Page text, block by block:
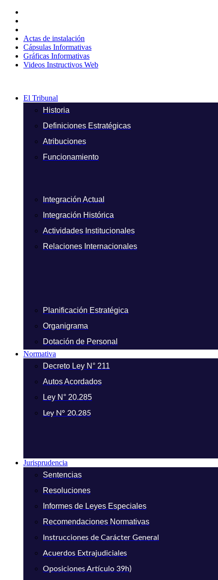
contenido
Actas de instalación
Cápsulas Informativas
Gráficas Informativas
Videos Instructivos Web
El Tribunal
Historia
Definiciones Estratégicas
Atribuciones
Funcionamiento
Integración Actual
Integración Histórica
Actividades Institucionales
Relaciones Internacionales
Planificación Estratégica
Organigrama
Dotación de Personal
Normativa
Decreto Ley N° 211
Autos Acordados
Ley N° 20.285
Ley N° 20.285
Jurisprudencia
Sentencias
Resoluciones
Informes de Leyes Especiales
Recomendaciones Normativas
Instrucciones de Carácter General
Acuerdos Extrajudiciales
Oposiciones Artículo 39h)